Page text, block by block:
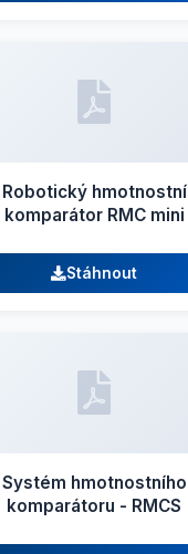
Robotický hmotnostní
komparátor RMC mini
Stáhnout
Systém hmotnostního
komparátoru - RMCS